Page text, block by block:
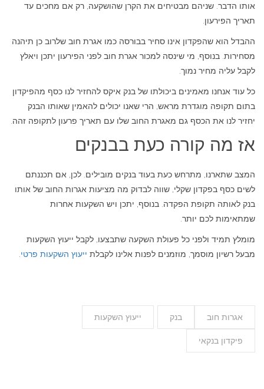
אותו הדבר. שניהם מבטיחים את הקרן שהושקעה, רק אם מחכים עד
תאריך הפירעון.
ההבדל הוא שהפקדון אינו סחיר בבורסה כמו אגרת חוב שלרוב כן תיהנה
מסחירות. בנוסף, מי שינסה למכור אגרת חוב לפני הפירעון יתכן ויאלץ
לקבל עליה מחיר נמוך.
כל עוד אנחנו מאמינים ביכולתו של בנק איקס להחזיר לנו כסף מהפיקדון
בתום תקופה מוגדרת מראש, הרי שאנו יכולים להאמין שאותו הבנק
יחזיר לנו את הכסף גם מאגרת החוב שלו עם תאריך פרעון לתקופה זהה.
אז מה קורה כעת בבנקים
המצב שתארנו, מתרחש כעת בעוד בנקים מובילים. לכן, אם תכננתם
לשים כסף בפקדון שקלי, שווה לבדוק מה מציעות אגרות החוב של אותו
בנק לאותה תקופת הפקדה. בנוסף, יתכן ויש השקעות אחרות
שמתאימות לכם יותר.
מומלץ תמיד ולפני כל פעולת השקעה שתבצעו, לקבל ייעוץ השקעות
מבעל רשיון מוסמך, מוזמנים לפנות אלינו לקבלת ייעוץ השקעות פרטי
אגרות חוב בנק ייעוץ השקעות
פיקדון בנקאי